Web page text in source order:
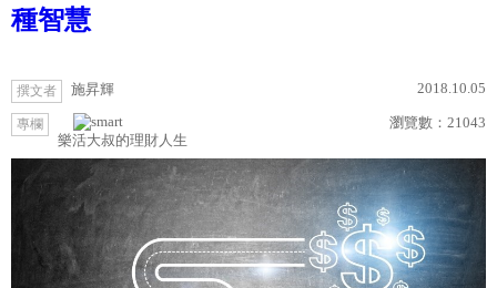
種智慧
撰文者 施昇輝 2018.10.05
專欄
樂活大叔的理財人生
瀏覽數： 21043